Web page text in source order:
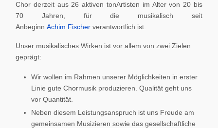
Chor derzeit aus 26 aktiven tonArtisten im Alter von 20 bis
70 Jahren, für die musikalisch seit
Anbeginn Achim Fischer verantwortlich ist.
Unser musikalisches Wirken ist vor allem von zwei Zielen
geprägt:
Wir wollen im Rahmen unserer Möglichkeiten in erster
Linie gute Chormusik produzieren. Qualität geht uns
vor Quantität.
Neben diesem Leistungsanspruch ist uns Freude am
gemeinsamen Musizieren sowie das gesellschaftliche